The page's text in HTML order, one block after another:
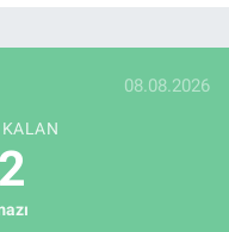
08.08.2026